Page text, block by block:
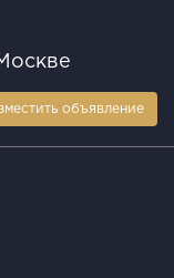
объявление